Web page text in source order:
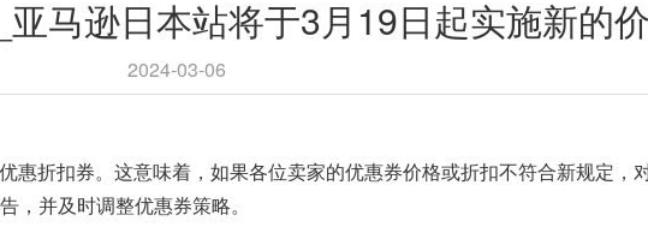
马逊日本站将于3月19日起实施新的
2024-03-06
惠折扣券。这意味着，如果各位卖家的优惠券价格或折扣不符合新规定，
并及时调整优惠券策略。